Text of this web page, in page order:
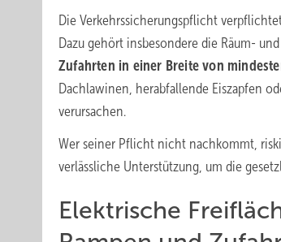
Die Verkehrssicherungspflicht
Dazu gehört insbesondere die Räum-
Zufahrten in einer Breite von
Dachlawinen, herabfallende Eiszapfen
verursachen.
Wer seiner Pflicht nicht nachkommt,
verlässliche Unterstützung, um die
Elektrische